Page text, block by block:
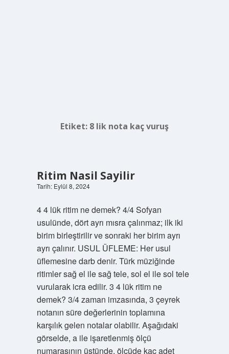
Etiket: 8 lik nota kaç vuruş
Ritim Nasil Sayilir
Tarih: Eylül 8, 2024
4 4 lük ritim ne demek? 4/4 Sofyan
usulünde, dört ayrı mısra çalınmaz; ilk iki
birim birleştirilir ve sonraki her birim ayrı
ayrı çalınır. USUL ÜFLEME: Her usul
üflemesine darb denir. Türk müziğinde
ritimler sağ el ile sağ tele, sol el ile sol tele
vurularak icra edilir. 3 4 lük ritim ne
demek? 3/4 zaman imzasında, 3 çeyrek
notanın süre değerlerinin toplamına
karşılık gelen notalar olabilir. Aşağıdaki
görselde, a ile işaretlenmiş ölçü
numarasının üstünde, ölçüde kaç adet